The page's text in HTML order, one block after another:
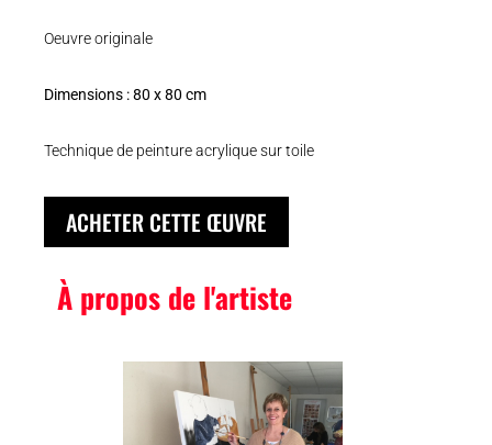
Oeuvre originale
Dimensions : 80 x 80 cm
Technique de peinture acrylique sur toile
ACHETER CETTE ŒUVRE
À propos de l'artiste